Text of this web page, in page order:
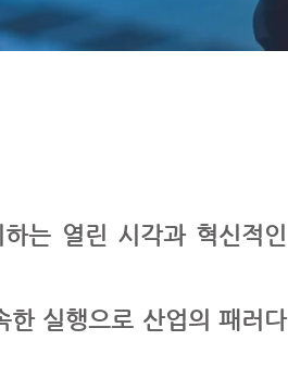
는 열린 시각과 혁신적인
한 실행으로 산업의 패러다